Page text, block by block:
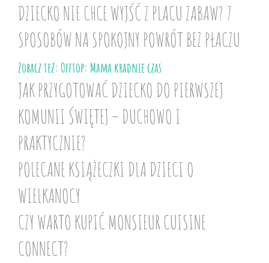
DZIECKO NIE CHCE WYJŚĆ Z PLACU ZABAW? 7
SPOSOBÓW NA SPOKOJNY POWRÓT BEZ PŁACZU
Zobacz też: Offtop: Mama kradnie czas
JAK PRZYGOTOWAĆ DZIECKO DO PIERWSZEJ
KOMUNII ŚWIĘTEJ – DUCHOWO I
PRAKTYCZNIE?
POLECANE KSIĄŻECZKI DLA DZIECI O
WIELKANOCY
CZY WARTO KUPIĆ MONSIEUR CUISINE
CONNECT?